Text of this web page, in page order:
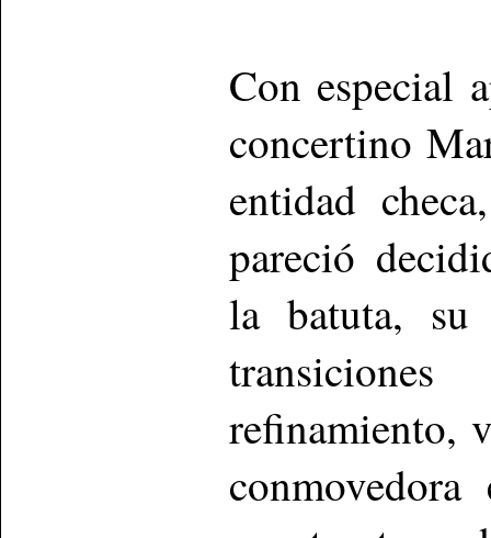
Con especial
concertino
entidad
pareció
la batuta, su
refinamiento,